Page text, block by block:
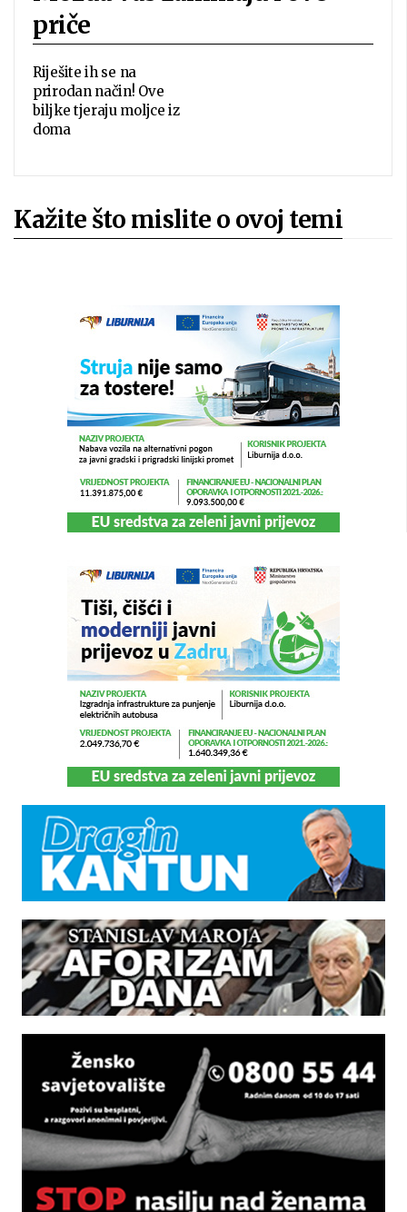
priče
Riješite ih se na
prirodan način! Ove
biljke tjeraju moljce iz
doma
Kažite što mislite o ovoj temi